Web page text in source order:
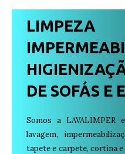
DE SOFÁS E
Somos a LAVALIMPER
lavagem,
tapete e carpete, cortina e